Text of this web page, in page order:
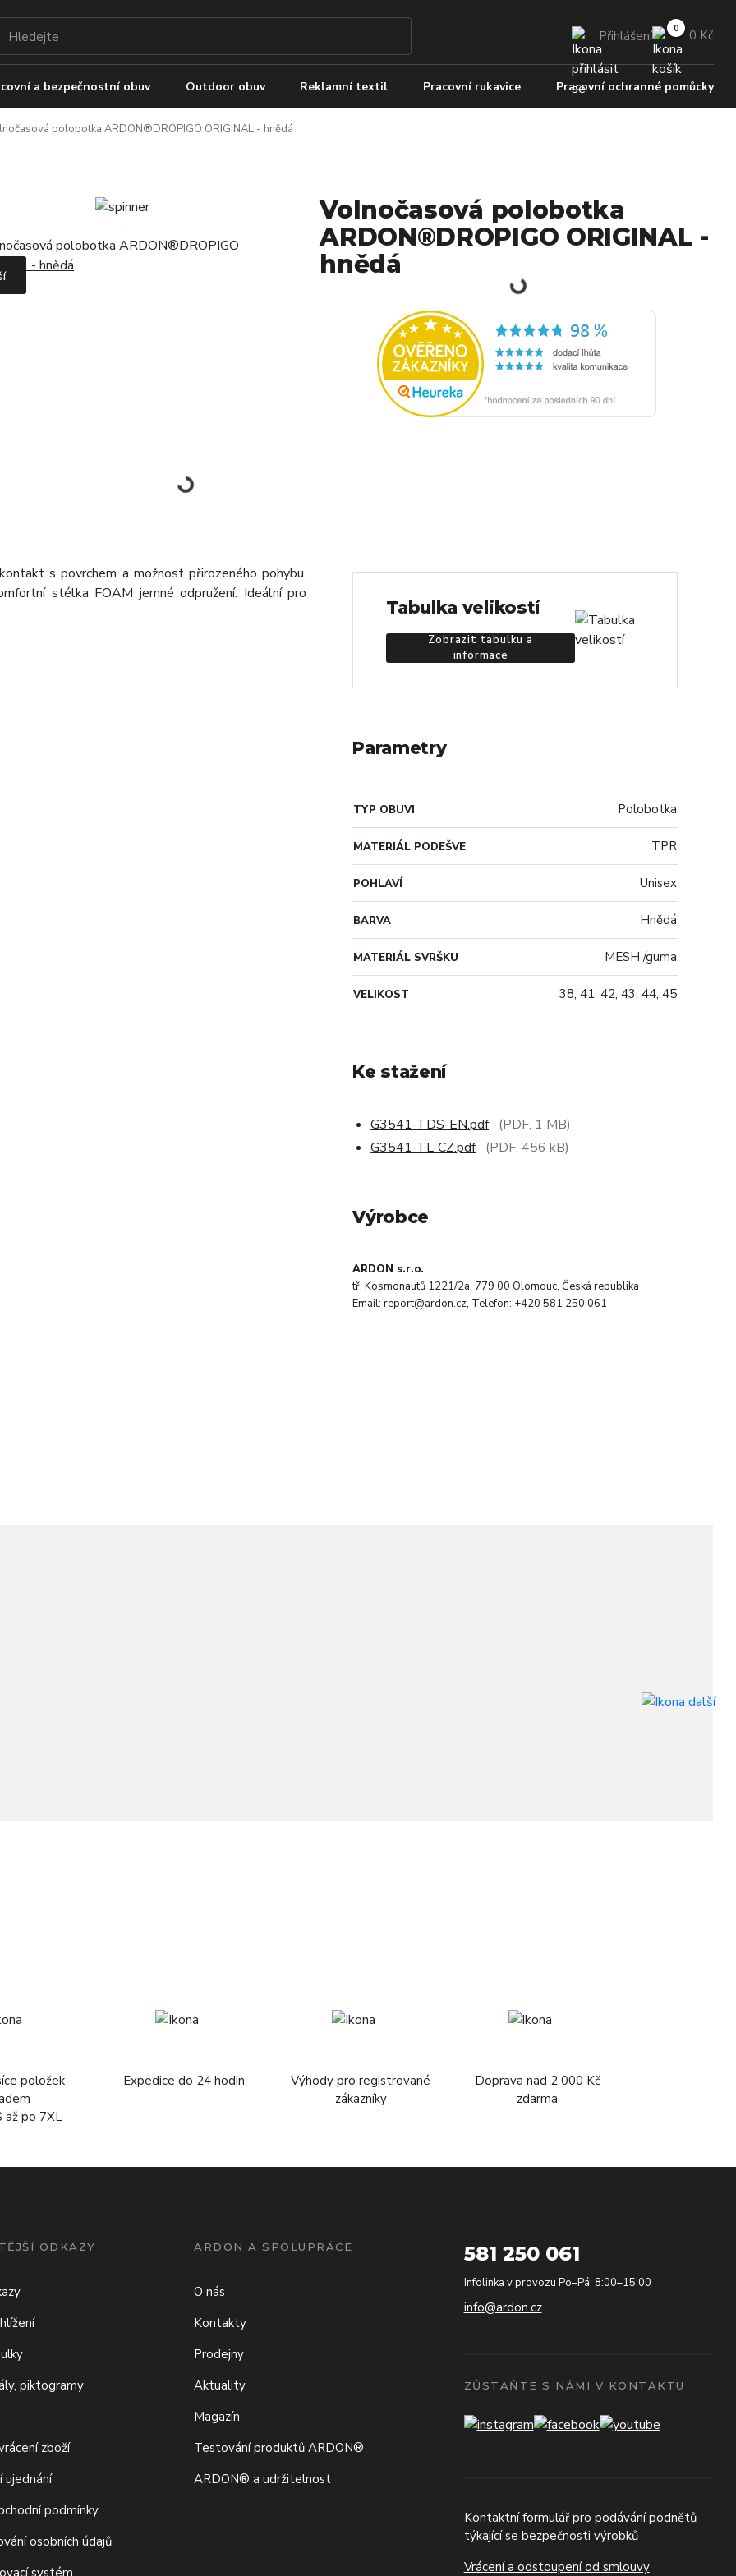
Přihlášení 0 Kč
a bezpečnostní obuv Outdoor obuv Reklamní textil Pracovní rukavice Pracovní ochranné pomůcky
polobotka ARDON®DROPIGO ORIGINAL - hnědá
Volnočasová polobotka
ARDON®DROPIGO ORIGINAL -
hnědá
s povrchem a možnost přirozeného pohybu.
stélka FOAM jemné odpružení. Ideální pro
Tabulka velikostí
Zobrazit tabulku a
informace
Parametry
TYP OBUVI Polobotka
MATERIÁL PODEŠVE TPR
POHLAVÍ Unisex
BARVA Hnědá
MATERIÁL SVRŠKU MESH /guma
VELIKOST 38, 41, 42, 43, 44, 45
Ke stažení
G3541-TDS-EN.pdf (PDF, 1 MB)
G3541-TL-CZ.pdf (PDF, 456 kB)
Výrobce
ARDON s.r.o.
tř. Kosmonautů 1221/2a, 779 00 Olomouc, Česká republika
Email: report@ardon.cz, Telefon: +420 581 250 061
položek
až po 7XL
Expedice do 24 hodin
Výhody pro registrované
zákazníky
Doprava nad 2 000 Kč
zdarma
ODKAZY
piktogramy
zboží
ujednání
podmínky
osobních údajů
systém
ARDON A SPOLUPRÁCE
O nás
Kontakty
Prodejny
Aktuality
Magazín
Testování produktů ARDON®
ARDON® a udržitelnost
581 250 061
Infolinka v provozu Po–Pá: 8:00–15:00
info@ardon.cz
ZŮSTAŇTE S NÁMI V KONTAKTU
Kontaktní formulář pro podávání podnětů
týkající se bezpečnosti výrobků
Vrácení a odstoupení od smlouvy